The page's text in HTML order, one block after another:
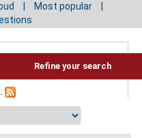
Most popular
Refine your search